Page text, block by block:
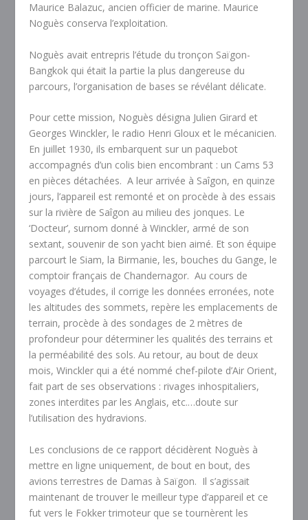
Maurice Balazuc, ancien officier de marine. Maurice
Noguès conserva l’exploitation.
Noguès avait entrepris l’étude du tronçon Saïgon-
Bangkok qui était la partie la plus dangereuse du
parcours, l’organisation de bases se révélant délicate.
Pour cette mission, Noguès désigna Julien Girard et
Georges Winckler, le radio Henri Gloux et le mécanicien.
En juillet 1930, ils embarquent sur un paquebot
accompagnés d’un colis bien encombrant : un Cams 53
en pièces détachées. A leur arrivée à Saîgon, en quinze
jours, l’appareil est remonté et on procède à des essais
sur la rivière de Saîgon au milieu des jonques. Le
‘Docteur’, surnom donné à Winckler, armé de son
sextant, souvenir de son yacht bien aimé. Et son équipe
parcourt le Siam, la Birmanie, les, bouches du Gange, le
comptoir français de Chandernagor. Au cours de
voyages d’études, il corrige les données erronées, note
les altitudes des sommets, repère les emplacements de
terrain, procède à des sondages de 2 mètres de
profondeur pour déterminer les qualités des terrains et
la perméabilité des sols. Au retour, au bout de deux
mois, Winckler qui a été nommé chef-pilote d’Air Orient,
fait part de ses observations : rivages inhospitaliers,
zones interdites par les Anglais, etc.…doute sur
l’utilisation des hydravions.
Les conclusions de ce rapport décidèrent Noguès à
mettre en ligne uniquement, de bout en bout, des
avions terrestres de Damas à Saïgon. Il s’agissait
maintenant de trouver le meilleur type d’appareil et ce
fut vers le Fokker trimoteur que se tournèrent les